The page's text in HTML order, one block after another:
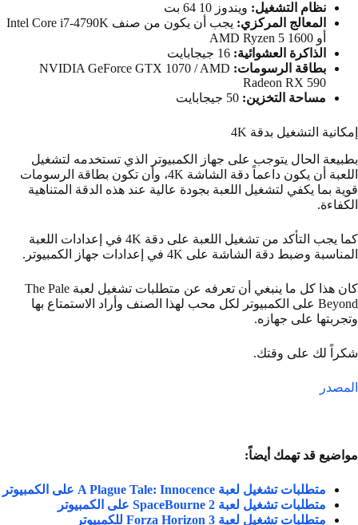
نظام التشغيل: ويندوز 10 64 بت
المعالج المركزي:
يجب أن يكون من صنف Intel Core i7-4790K
أو AMD Ryzen 5 1600
الذاكرة العشوائية:
بطاقة الرسومات: NVIDIA GeForce GTX 1070 / AMD
Radeon RX 590
مساحة التخزين:
إمكانية التشغيل بدقة 4K
بطبيعة الحال يتوجب على جهاز الكمبيوتر الذي تستخدمه لتشغيل
اللعبة أن يكون داعماً دقة الشاشة 4K، وأن تكون بطاقة الرسومات
قوية بما يكفي لتشغيل اللعبة بجودة عالية عند هذه الدقة المتناهية
الكفاءة.
كما يجب التأكد من تشغيل اللعبة على دقة 4K في إعدادات اللعبة
المناسبة وضبط دقة الشاشة على 4K في إعدادات جهاز الكمبيوتر.
كان هذا كل ما ينبغي أن تعرفه عن متطلبات تشغيل لعبة The Pale
Beyond على الكمبيوتر لكل محب لهذا الصنف وأراد الاستمتاع بها
وتجربتها على جهازه.
شكراً لك على وقتك.
المصدر
مواضيع قد تهمك أيضاً:
متطلبات تشغيل لعبة A Plague Tale: Innocence على الكمبيوتر
متطلبات تشغيل لعبة SpaceBourne 2 على الكمبيوتر
متطلبات تشغيل لعبة 3 Forza Horizon للكمبيوتر